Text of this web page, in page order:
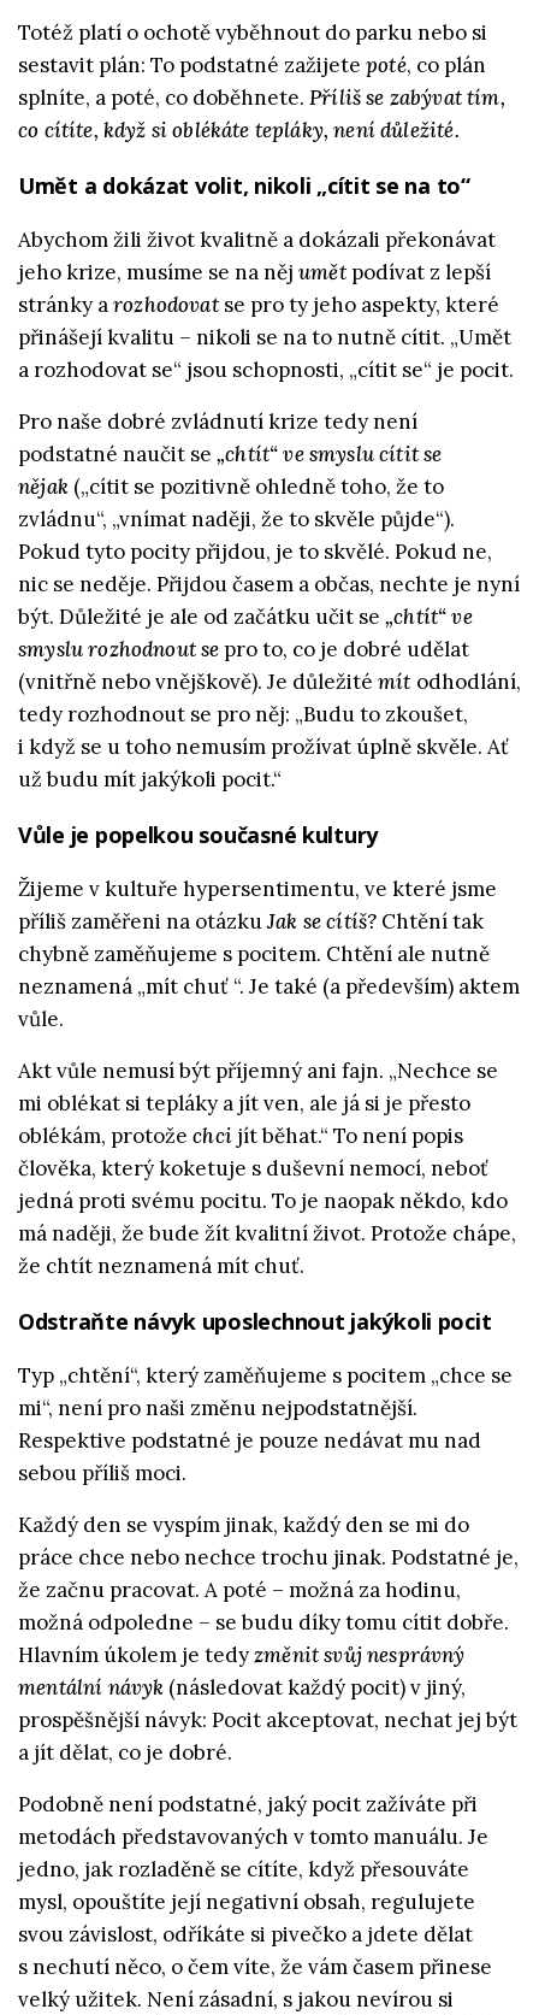
Totéž platí o ochotě vyběhnout do parku nebo si
sestavit plán: To podstatné zažijete poté, co plán
splníte, a poté, co doběhnete. Příliš se zabývat tím,
co cítíte, když si oblékáte tepláky, není důležité.
Umět a dokázat volit, nikoli „cítit se na to“
Abychom žili život kvalitně a dokázali překonávat
jeho krize, musíme se na něj umětpodívat z lepší
stránky arozhodovatse pro ty jeho aspekty, které
přinášejí kvalitu – nikoli se na to nutně cítit. „Umět
a rozhodovat se“ jsou schopnosti, „cítit se“ je pocit.
Pro naše dobré zvládnutí krize tedy není
podstatné naučit se „chtít“ ve smyslu cítit se
nějak(„cítit se pozitivně ohledně toho, že to
zvládnu“, „vnímat naději, že to skvěle půjde“).
Pokud tyto pocity přijdou, je to skvělé. Pokud ne,
nic se neděje. Přijdou časem a občas, nechte je nyní
být. Důležité je ale od začátku učit se „chtít“ ve
smyslu rozhodnout se pro to, co je dobré udělat
(vnitřně nebo vnějškově). Je důležité mít odhodlání,
tedy rozhodnout se pro něj: „Budu to zkoušet,
i když se u toho nemusím prožívat úplně skvěle. Ať
už budu mít jakýkoli pocit.“
Vůle je popelkou současné kultury
Žijeme v kultuře hypersentimentu, ve které jsme
příliš zaměřeni na otázkuJak se cítíš? Chtění tak
chybně zaměňujeme s pocitem. Chtění ale nutně
neznamená „mít chuť “. Je také (a především) aktem
vůle.
Akt vůle nemusí být příjemný ani fajn. „Nechce se
mi oblékat si tepláky a jít ven, ale já si je přesto
oblékám, protože chcijít běhat.“ To není popis
člověka, který koketuje s duševní nemocí, neboť
jedná proti svému pocitu. To je naopak někdo, kdo
má naději, že bude žít kvalitní život. Protože chápe,
že chtít neznamená mít chuť.
Odstraňte návyk uposlechnout jakýkoli pocit
Typ „chtění“, který zaměňujeme s pocitem „chce se
mi“, není pro naši změnu nejpodstatnější.
Respektive podstatné je pouze nedávat mu nad
sebou příliš moci.
Každý den se vyspím jinak, každý den se mi do
práce chce nebo nechce trochu jinak. Podstatné je,
že začnu pracovat. A poté – možná za hodinu,
možná odpoledne – se budu díky tomu cítit dobře.
Hlavním úkolem je tedyzměnit svůj nesprávný
mentální návyk (následovat každý pocit) v jiný,
prospěšnější návyk: Pocit akceptovat, nechat jej být
a jít dělat, co je dobré.
Podobně není podstatné, jaký pocit zažíváte při
metodách představovaných v tomto manuálu. Je
jedno, jak rozladěně se cítíte, když přesouváte
mysl, opouštíte její negativní obsah, regulujete
svou závislost, odříkáte si pivečko a jdete dělat
s nechutí něco, o čem víte, že vám časem přinese
velký užitek. Není zásadní, s jakou nevírou si